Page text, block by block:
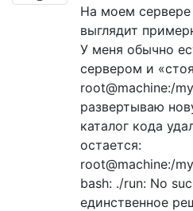
На моем сервере
выглядит
У меня обычно
сервером и
root@machine:/
развертываю
каталог кода
остается:
root@machine:/
bash: ./run: No
единственное